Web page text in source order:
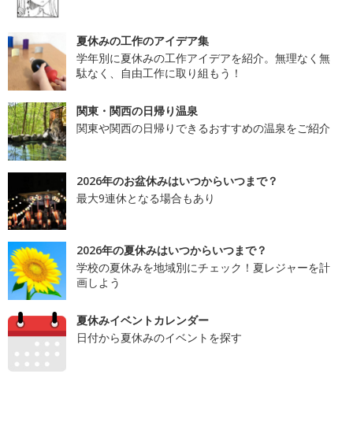
夏休みの工作のアイデア集
学年別に夏休みの工作アイデアを紹介。無理なく無
駄なく、自由工作に取り組もう！
関東・関西の日帰り温泉
関東や関西の日帰りできるおすすめの温泉をご紹介
2026年のお盆休みはいつからいつまで？
最大9連休となる場合もあり
2026年の夏休みはいつからいつまで？
学校の夏休みを地域別にチェック！夏レジャーを計
画しよう
夏休みイベントカレンダー
日付から夏休みのイベントを探す